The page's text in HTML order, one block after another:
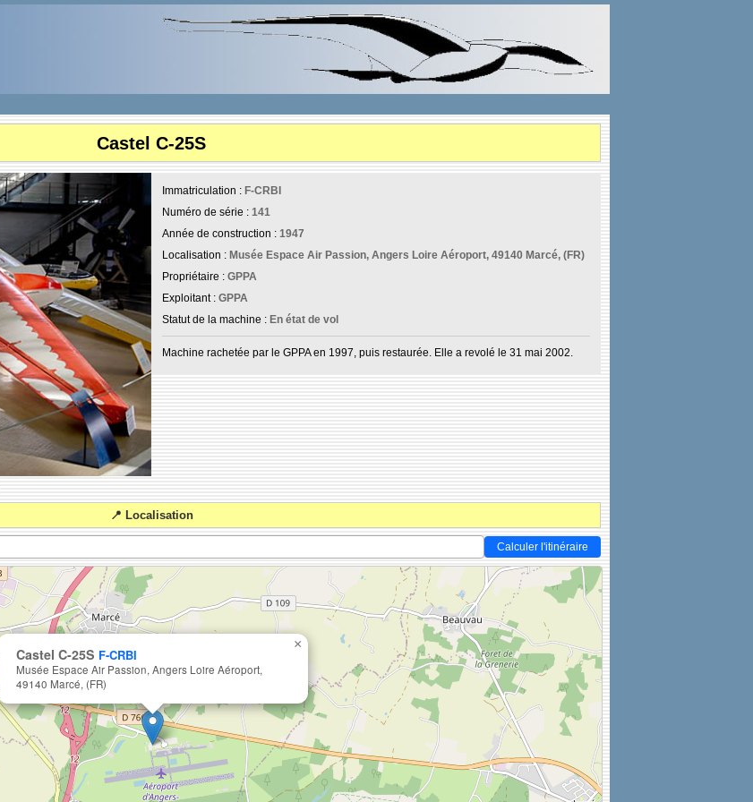
Castel C-25S
Immatriculation : F-CRBI
Numéro de série : 141
Année de construction : 1947
Localisation : Musée Espace Air Passion, Angers Loire Aéroport, 49140 Marcé, (FR)
Propriétaire : GPPA
Exploitant : GPPA
Statut de la machine : En état de vol
Machine rachetée par le GPPA en 1997, puis restaurée. Elle a revolé le 31 mai 2002.
📍 Localisation
Calculer l'itinéraire
Castel C-25S F-CRBI
Musée Espace Air Passion, Angers Loire Aéroport,
49140 Marcé, (FR)
×